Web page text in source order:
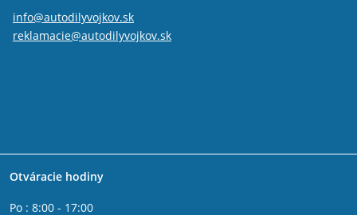
info@autodilyvojkov.sk
reklamacie@autodilyvojkov.sk
Otváracie hodiny
Po : 8:00 - 17:00